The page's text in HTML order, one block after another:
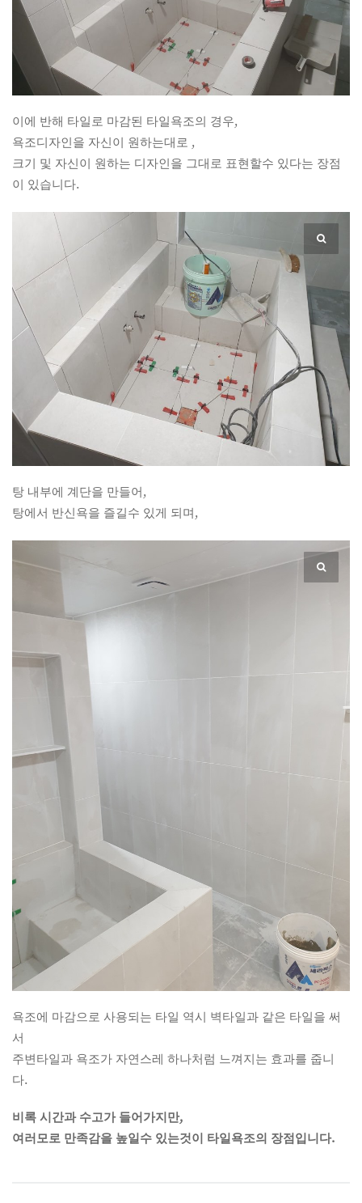
이에 반해 타일로 마감된 타일욕조의 경우,
욕조디자인을 자신이 원하는대로 ,
크기 및 자신이 원하는 디자인을 그대로 표현할수 있다는 장점
이 있습니다.
탕 내부에 계단을 만들어,
탕에서 반신욕을 즐길수 있게 되며,
욕조에 마감으로 사용되는 타일 역시 벽타일과 같은 타일을 써
서
주변타일과 욕조가 자연스레 하나처럼 느껴지는 효과를 줍니
다.
비록 시간과 수고가 들어가지만,
여러모로 만족감을 높일수 있는것이 타일욕조의 장점입니다.